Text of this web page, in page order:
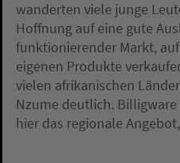
wanderten viele junge
Hoffnung auf eine gute
funktionierender Markt,
eigenen Produkte
vielen afrikanischen
Nzume deutlich.
hier das regionale